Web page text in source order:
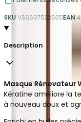
SKU VS6607522565EAN
Description
Masque Rénovateur
Kératine améliore la
à nouveau doux et